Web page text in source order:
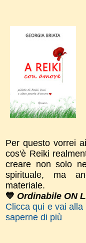
Per questo vorrei
cos'è Reiki
creare non solo
spirituale, ma
materiale.
💙 Ordinabile ON
Clicca qui e vai
saperne di più